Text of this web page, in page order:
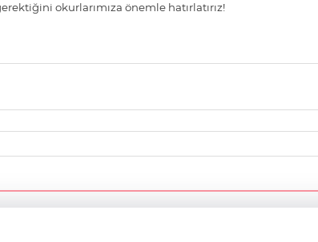
okurlarımıza önemle hatırlatırız!